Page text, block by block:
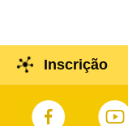
Inscrição